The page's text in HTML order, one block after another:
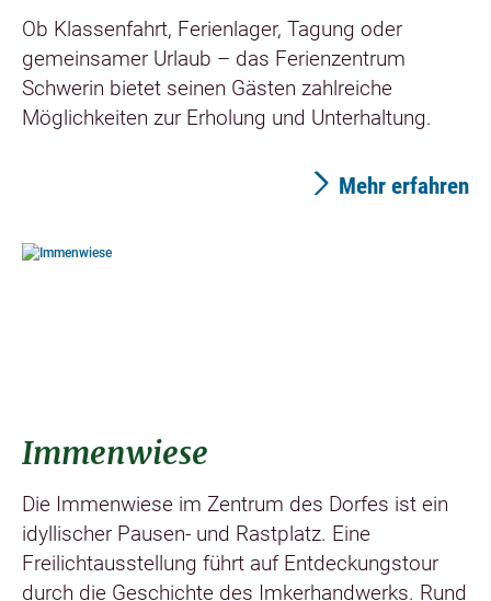
Ob Klassenfahrt, Ferienlager, Tagung oder
gemeinsamer Urlaub – das Ferienzentrum
Schwerin bietet seinen Gästen zahlreiche
Möglichkeiten zur Erholung und Unterhaltung.
Mehr erfahren
Immenwiese
Die Immenwiese im Zentrum des Dorfes ist ein
idyllischer Pausen- und Rastplatz. Eine
Freilichtausstellung führt auf Entdeckungstour
durch die Geschichte des Imkerhandwerks. Rund